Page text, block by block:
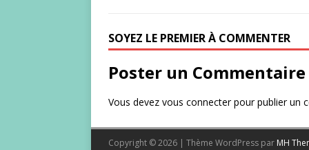
SOYEZ LE PREMIER À COMMENTER
Poster un Commentaire
Vous devez vous connecterpour publier un
Copyright © 2026 | Thème WordPress par MH